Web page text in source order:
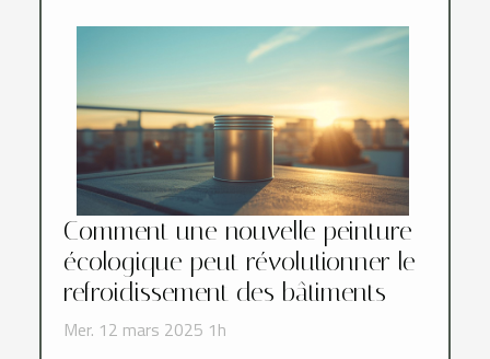
Comment une nouvelle peinture
écologique peut révolutionner le
refroidissement des bâtiments
Mer. 12 mars 2025 1h